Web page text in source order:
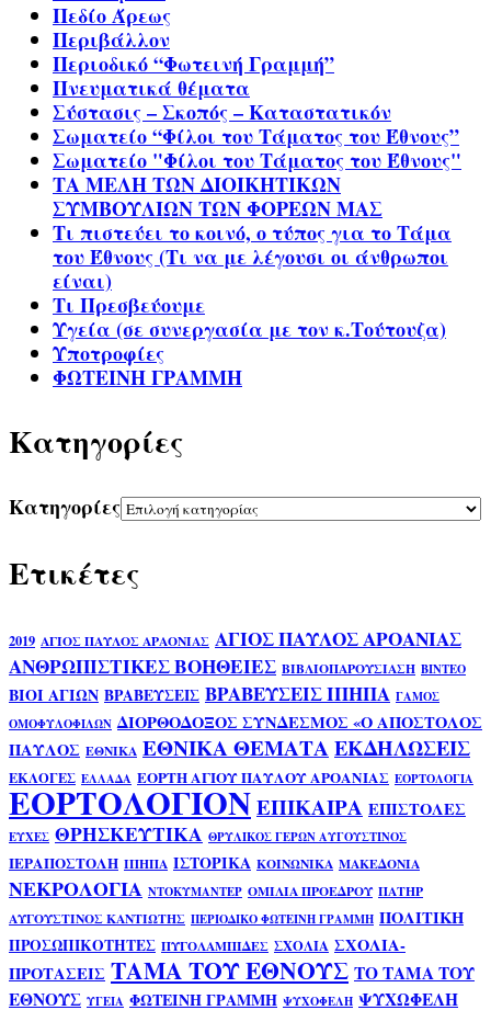
Πεδίο Άρεως
Περιβάλλον
Περιοδικό “Φωτεινή Γραμμή”
Πνευματικά θέματα
Σύστασις – Σκοπός – Καταστατικόν
Σωματείο “Φίλοι του Τάματος του Έθνους”
Σωματείο "Φίλοι του Τάματος του Έθνους"
ΤΑ ΜΕΛΗ ΤΩΝ ΔΙΟΙΚΗΤΙΚΩΝ
ΣΥΜΒΟΥΛΙΩΝ ΤΩΝ ΦΟΡΕΩΝ ΜΑΣ
Τι πιστεύει το κοινό, ο τύπος για το Τάμα
του Έθνους (Τι να με λέγουσι οι άνθρωποι
είναι)
Τι Πρεσβεύουμε
Υγεία (σε συνεργασία με τον κ.Τούτουζα)
Υποτροφίες
ΦΩΤΕΙΝΗ ΓΡΑΜΜΗ
Kατηγορίες
Kατηγορίες
Ετικέτες
2019 ΑΓΙΟΣ ΠΑΥΛΟΣ ΑΡΑΟΝΙΑΣ ΑΓΙΟΣ ΠΑΥΛΟΣ ΑΡΟΑΝΙΑΣ
ΑΝΘΡΩΠΙΣΤΙΚΕΣ ΒΟΗΘΕΙΕΣ ΒΙΒΛΙΟΠΑΡΟΥΣΙΑΣΗ ΒΙΝΤΕΟ
ΒΙΟΙ ΑΓΙΩΝ ΒΡΑΒΕΥΣΕΙΣ ΒΡΑΒΕΥΣΕΙΣ ΙΠΗΠΑ ΓΑΜΟΣ
ΟΜΟΦΥΛΟΦΙΛΩΝ ΔΙΟΡΘΟΔΟΞΟΣ ΣΥΝΔΕΣΜΟΣ «Ο ΑΠΟΣΤΟΛΟΣ
ΠΑΥΛΟΣ ΕΘΝΙΚΑ ΕΘΝΙΚΑ ΘΕΜΑΤΑΕΚΔΗΛΩΣΕΙΣ
ΕΚΛΟΓΕΣ ΕΛΛΑΔΑ ΕΟΡΤΗ ΑΓΙΟΥ ΠΑΥΛΟΥ ΑΡΟΑΝΙΑΣ ΕΟΡΤΟΛΟΓΙΑ
ΕΟΡΤΟΛΟΓΙΟΝΕΠΙΚΑΙΡΑ ΕΠΙΣΤΟΛΕΣ
ΕΥΧΕΣ ΘΡΗΣΚΕΥΤΙΚΑ ΘΡΥΛΙΚΟΣ ΓΕΡΩΝ ΑΥΓΟΥΣΤΙΝΟΣ
ΙΕΡΑΠΟΣΤΟΛΗ ΙΠΗΠΑ ΙΣΤΟΡΙΚΑ ΚΟΙΝΩΝΙΚΑ ΜΑΚΕΔΟΝΙΑ
ΝΕΚΡΟΛΟΓΙΑ ΝΤΟΚΥΜΑΝΤΕΡ ΟΜΙΛΙΑ ΠΡΟΕΔΡΟΥ ΠΑΤΗΡ
ΑΥΓΟΥΣΤΙΝΟΣ ΚΑΝΤΙΩΤΗΣ ΠΕΡΙΟΔΙΚΟ ΦΩΤΕΙΝΗ ΓΡΑΜΜΗ ΠΟΛΙΤΙΚΗ
ΠΡΟΣΩΠΙΚΟΤΗΤΕΣ ΠΥΓΟΛΑΜΠΙΔΕΣ ΣΧΟΛΙΑ ΣΧΟΛΙΑ-
ΠΡΟΤΑΣΕΙΣ ΤΑΜΑ ΤΟΥ ΕΘΝΟΥΣ ΤΟ ΤΑΜΑ ΤΟΥ
ΕΘΝΟΥΣ ΥΓΕΙΑ ΦΩΤΕΙΝΗ ΓΡΑΜΜΗ ΨΥΧΟΦΕΛΗ ΨΥΧΩΦΕΛΗ